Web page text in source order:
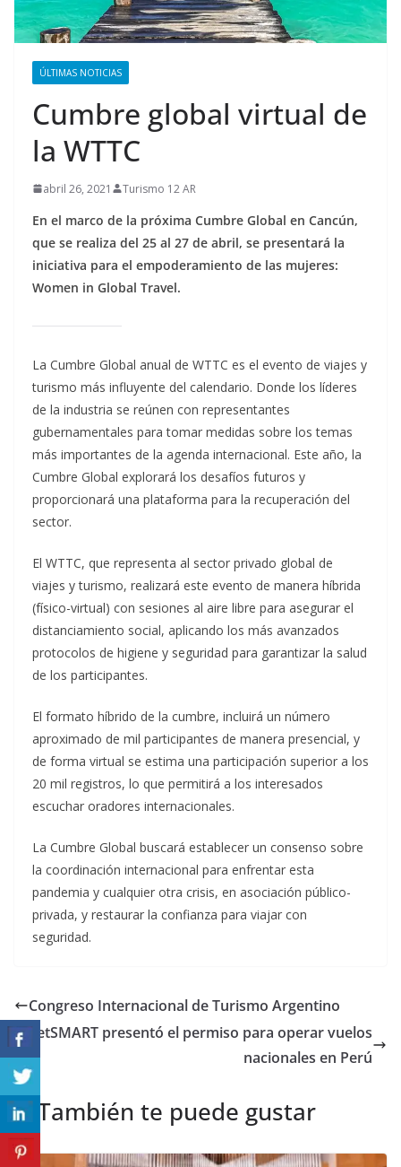
ÚLTIMAS NOTICIAS
Cumbre global virtual de
la WTTC
abril 26, 2021 Turismo 12 AR
En el marco de la próxima Cumbre Global en Cancún,
que se realiza del 25 al 27 de abril, se presentará la
iniciativa para el empoderamiento de las mujeres:
Women in Global Travel.
La Cumbre Global anual de WTTC es el evento de viajes y
turismo más influyente del calendario. Donde los líderes
de la industria se reúnen con representantes
gubernamentales para tomar medidas sobre los temas
más importantes de la agenda internacional. Este año, la
Cumbre Global explorará los desafíos futuros y
proporcionará una plataforma para la recuperación del
sector.
El WTTC, que representa al sector privado global de
viajes y turismo, realizará este evento de manera híbrida
(físico-virtual) con sesiones al aire libre para asegurar el
distanciamiento social, aplicando los más avanzados
protocolos de higiene y seguridad para garantizar la salud
de los participantes.
El formato híbrido de la cumbre, incluirá un número
aproximado de mil participantes de manera presencial, y
de forma virtual se estima una participación superior a los
20 mil registros, lo que permitirá a los interesados
escuchar oradores internacionales.
La Cumbre Global buscará establecer un consenso sobre
la coordinación internacional para enfrentar esta
pandemia y cualquier otra crisis, en asociación público-
privada, y restaurar la confianza para viajar con
seguridad.
Congreso Internacional de Turismo Argentino
JetSMART presentó el permiso para operar vuelos
nacionales en Perú
También te puede gustar